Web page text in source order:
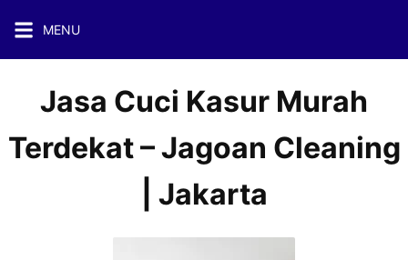
content
MENU
Jasa Cuci Kasur Murah
Terdekat – Jagoan Cleaning
| Jakarta